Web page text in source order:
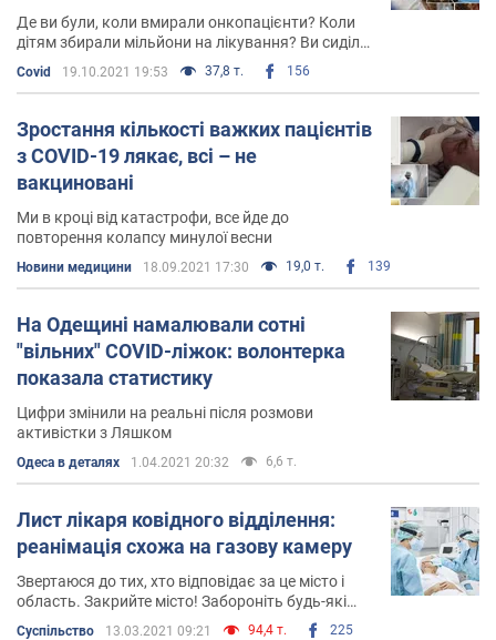
Де ви були, коли вмирали онкопацієнти? Коли
дітям збирали мільйони на лікування? Ви сиділи
в ресторанах – і вас це не цікавило. А тепер
згадали про права людини ?!
Covid 19.10.2021 19:53 37,8 т. 156
Зростання кількості важких пацієнтів
з COVID-19 лякає, всі – не
вакциновані
Ми в кроці від катастрофи, все йде до
повторення колапсу минулої весни
Новини медицини 18.09.2021 17:30 19,0 т. 139
На Одещині намалювали сотні
"вільних" COVID-ліжок: волонтерка
показала статистику
Цифри змінили на реальні після розмови
активістки з Ляшком
Одеса в деталях 1.04.2021 20:32 6,6 т.
Лист лікаря ковідного відділення:
реанімація схожа на газову камеру
Звертаюся до тих, хто відповідає за це місто і
область. Закрийте місто! Забороніть будь-які
масові заходи! Зробіть хоч щось
Суспільство 13.03.2021 09:21 94,4 т. 225